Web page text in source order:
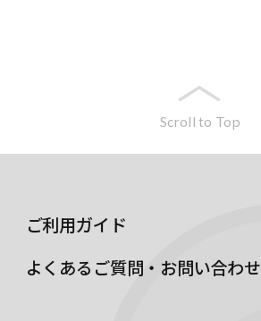
Scroll to Top
ご利用ガイド
よくあるご質問・お問い合わせ